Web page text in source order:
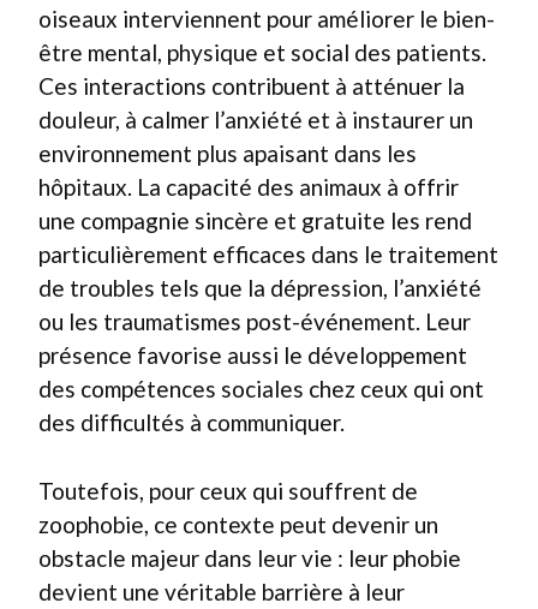
oiseaux interviennent pour améliorer le bien-
être mental, physique et social des patients.
Ces interactions contribuent à atténuer la
douleur, à calmer l’anxiété et à instaurer un
environnement plus apaisant dans les
hôpitaux. La capacité des animaux à offrir
une compagnie sincère et gratuite les rend
particulièrement efficaces dans le traitement
de troubles tels que la dépression, l’anxiété
ou les traumatismes post-événement. Leur
présence favorise aussi le développement
des compétences sociales chez ceux qui ont
des difficultés à communiquer.
Toutefois, pour ceux qui souffrent de
zoophobie, ce contexte peut devenir un
obstacle majeur dans leur vie : leur phobie
devient une véritable barrière à leur